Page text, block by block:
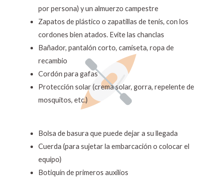
por persona) y un almuerzo campestre
Zapatos de plástico o zapatillas de tenis, con los
cordones bien atados. Evite las chanclas
Bañador, pantalón corto, camiseta, ropa de
recambio
Cordón para gafas
Protección solar (crema solar, gorra, repelente de
mosquitos, etc.)
Bolsa de basura que puede dejar a su llegada
Cuerda (para sujetar la embarcación o colocar el
equipo)
Botiquín de primeros auxilios